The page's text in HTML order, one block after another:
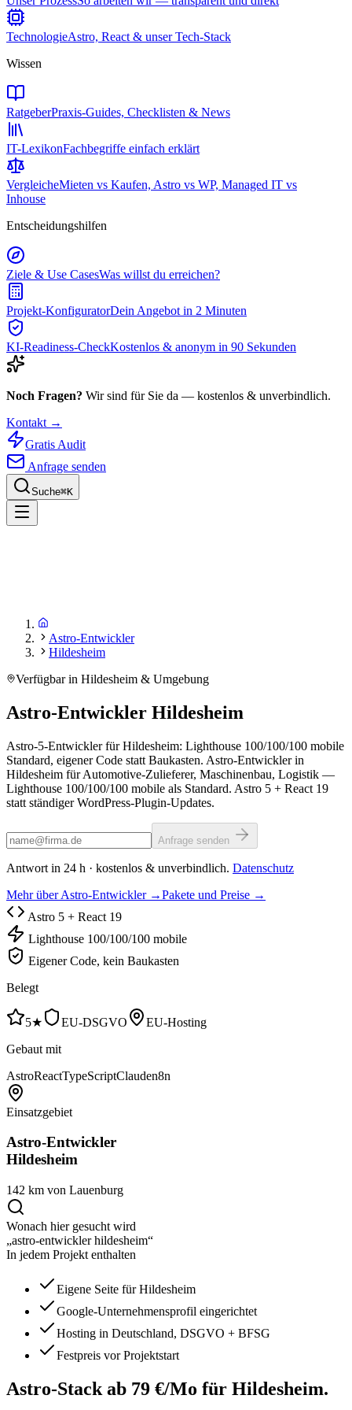
TechnologieAstro, React & unser Tech-Stack
Wissen
RatgeberPraxis-Guides, Checklisten & News
IT-LexikonFachbegriffe einfach erklärt
VergleicheMieten vs Kaufen, Astro vs WP, Managed IT vs
Inhouse
Entscheidungshilfen
Ziele & Use CasesWas willst du erreichen?
Projekt-KonfiguratorDein Angebot in 2 Minuten
KI-Readiness-CheckKostenlos & anonym in 90 Sekunden
Noch Fragen? Wir sind für Sie da — kostenlos & unverbindlich.
Kontakt →
Gratis Audit
Anfrage senden
Suche⌘K
Astro-Entwickler
Hildesheim
Verfügbar in Hildesheim & Umgebung
Astro-Entwickler Hildesheim
Astro-5-Entwickler für Hildesheim: Lighthouse 100/100/100 mobile
Standard, eigener Code statt Baukasten. Astro-Entwickler in
Hildesheim für Automotive-Zulieferer, Maschinenbau, Logistik —
Lighthouse 100/100/100 mobile als Standard. Astro 5 + React 19
statt ständiger WordPress-Plugin-Updates.
Anfrage senden
Antwort in 24 h · kostenlos & unverbindlich. Datenschutz
Mehr über Astro-Entwickler →Pakete und Preise →
Astro 5 + React 19
Lighthouse 100/100/100 mobile
Eigener Code, kein Baukasten
Belegt
5★ EU-DSGVO
EU-Hosting
Gebaut mit
AstroReactTypeScriptClauden8n
Einsatzgebiet
Astro-Entwickler
Hildesheim
142 km von Lauenburg
Wonach hier gesucht wird
„astro-entwickler hildesheim“
In jedem Projekt enthalten
Eigene Seite für Hildesheim
Google-Unternehmensprofil eingerichtet
Hosting in Deutschland, DSGVO + BFSG
Festpreis vor Projektstart
Astro-Stack ab 79 €/Mo für Hildesheim.